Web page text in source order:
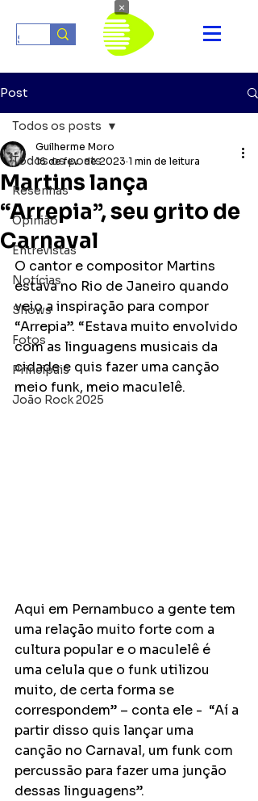
Post
Todos os posts
Resenhas
Opinião
Entrevistas
Notícias
Shows
Fotos
Principais
João Rock 2025
Todos os posts
Martins lança
“Arrepia”, seu grito de
Carnaval
Guilherme Moro
16 de fev. de 2023 1 min de leitura
O cantor e compositor Martins
estava no Rio de Janeiro quando
veio a inspiração para compor
“Arrepia”. “Estava muito envolvido
com as linguagens musicais da
cidade e quis fazer uma canção
meio funk, meio maculelê.
Aqui em Pernambuco a gente tem
uma relação muito forte com a
cultura popular e o maculelê é
uma celula que o funk utilizou
muito, de certa forma se
correspondem” – conta ele -  “Aí a
partir disso quis lançar uma
canção no Carnaval, um funk com
percussão para fazer uma junção
dessas linguagens”.
×